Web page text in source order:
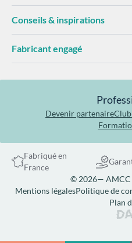
Conseils & inspirations
Fabricant engagé
Devenir partenaire
Fabriqué en
France
© 2026— AMCC
Mentions légalesPolitique de
Plan